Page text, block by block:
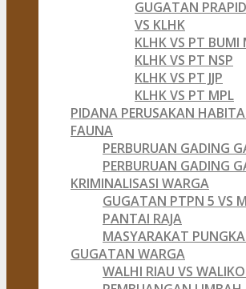
GUGATAN
VS KLHK
KLHK VS PT BUMI
KLHK VS PT NSP
KLHK VS PT JJP
KLHK VS PT MPL
PIDANA PERUSAKAN
FAUNA
PERBURUAN GADING
PERBURUAN GADING
KRIMINALISASI WARGA
GUGATAN PTPN 5 VS
PANTAI RAJA
MASYARAKAT
GUGATAN WARGA
WALHI RIAU VS